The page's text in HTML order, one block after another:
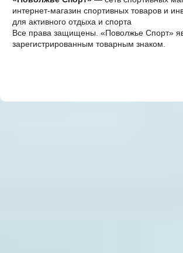
интернет-магазин спортивных товаров и
для активного отдыха и спорта
Все права защищены. «Поволжье Спорт»
зарегистрированным товарным знаком.